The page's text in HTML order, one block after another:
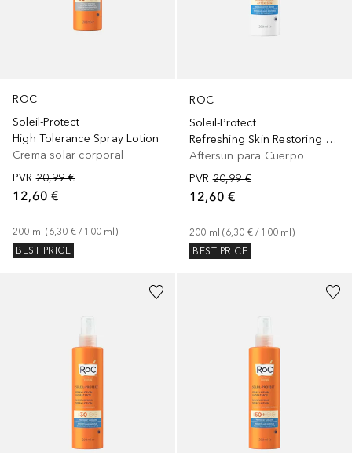
ROC
Soleil-Protect
High Tolerance Spray Lotion
Crema solar corporal
PVR 20,99 €
12,60 €
200 ml (6,30 € / 100 ml )
BEST PRICE
ROC
Soleil-Protect
Refreshing Skin Restoring Milk
Aftersun para Cuerpo
PVR 20,99 €
12,60 €
200 ml (6,30 € / 100 ml )
BEST PRICE